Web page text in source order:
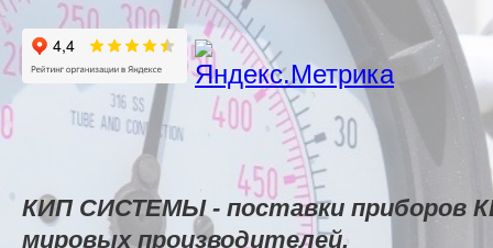
КИП СИСТЕМЫ - поставки приборов
мировых производителей.